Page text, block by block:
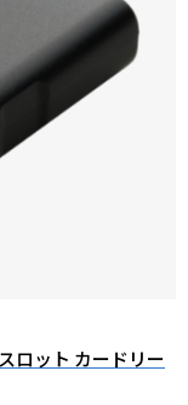
ロット カードリー